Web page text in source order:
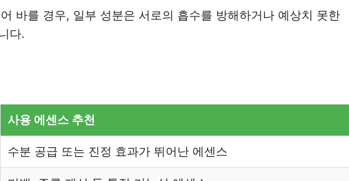
바를 경우, 일부 성분은 서로의 흡수를 방해하거나 예상치 못한
다.
사용 에센스 추천
수분 공급 또는 진정 효과가 뛰어난 에센스